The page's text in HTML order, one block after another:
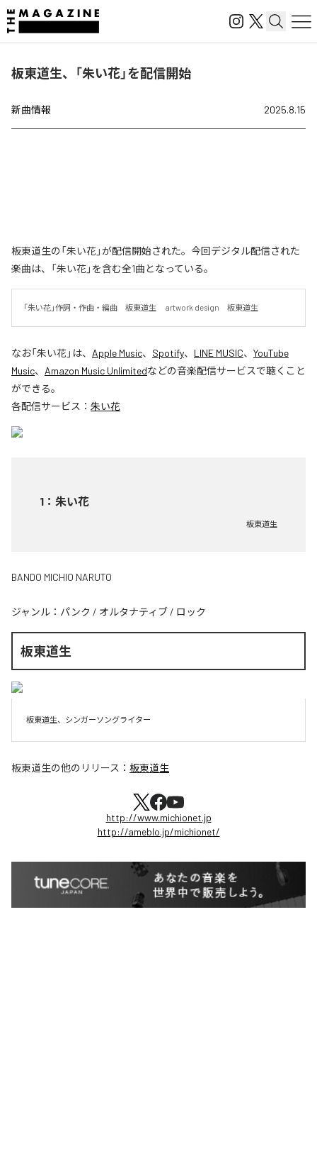
板東道生、「朱い花」を配信開始
新曲情報 2025.8.15
板東道生の「朱い花」が配信開始された。今回デジタル配信された
楽曲は、「朱い花」を含む全1曲となっている。
「朱い花」作詞・作曲・編曲　板東道生　 artwork design　板東道生
なお「朱い花」は、 Apple Music、 Spotify、 LINE MUSIC、 YouTube
Music、 Amazon Music Unlimitedなどの音楽配信サービスで聴くこと
ができる。
各配信サービス： 朱い花
1 ： 朱い花
板東道生
BANDO MICHIO NARUTO
ジャンル： パンク / オルタナティブ / ロック
板東道生
板東道生、シンガーソングライター
板東道生の他のリリース： 板東道生
http://www.michionet.jp
http://ameblo.jp/michionet/